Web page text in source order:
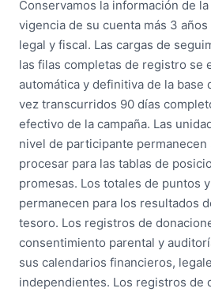
Conservamos la información de
vigencia de su cuenta más 3
legal y fiscal. Las cargas de
las filas completas de registro se
automática y definitiva de la base
vez transcurridos 90 días
efectivo de la campaña. Las
nivel de participante permanecen
procesar para las tablas de
promesas. Los totales de puntos
permanecen para los resultados
tesoro. Los registros de
consentimiento parental y
sus calendarios financieros,
independientes. Los registros de